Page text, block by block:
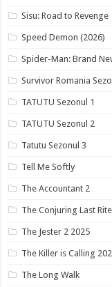
Sisu: Road to Revenge
Speed Demon (2026)
Spider-Man: Brand
Survivor Romania
TATUTU Sezonul 1
TATUTU Sezonul 2
Tatutu Sezonul 3
Tell Me Softly
The Accountant 2
The Conjuring Last
The Jester 2 2025
The Killer is Calling
The Long Walk